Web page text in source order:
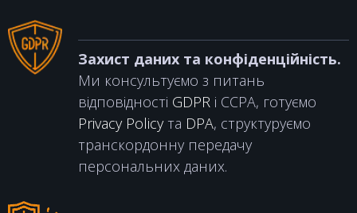
Захист даних та конфіденційність.
Ми консультуємо з питань
відповідності GDPR і CCPA, готуємо
Privacy Policyта DPA, структуруємо
транскордонну передачу
персональних даних.